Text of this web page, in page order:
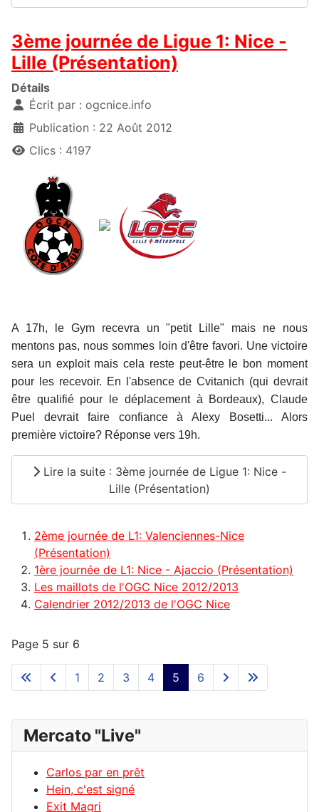
3ème journée de Ligue 1: Nice -
Lille (Présentation)
Détails
Écrit par : ogcnice.info
Publication : 22 Août 2012
Clics : 4197
A 17h, le Gym recevra un "petit Lille" mais ne nous
mentons pas, nous sommes loin d'être favori. Une victoire
sera un exploit mais cela reste peut-être le bon moment
pour les recevoir. En l'absence de Cvitanich (qui devrait
être qualifié pour le déplacement à Bordeaux), Claude
Puel devrait faire confiance à Alexy Bosetti... Alors
première victoire? Réponse vers 19h.
Lire la suite : 3ème journée de Ligue 1: Nice -
Lille (Présentation)
2ème journée de L1: Valenciennes-Nice
(Présentation)
1ère journée de L1: Nice - Ajaccio (Présentation)
Les maillots de l'OGC Nice 2012/2013
Calendrier 2012/2013 de l'OGC Nice
Page 5 sur 6
1 2 3 4 5 6
Mercato "Live"
Carlos par en prêt
Hein, c'est signé
Exit Magri